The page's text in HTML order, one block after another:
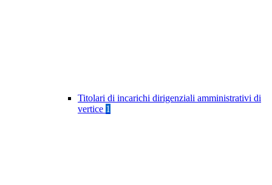
Titolari di incarichi dirigenziali amministrativi di
vertice 1